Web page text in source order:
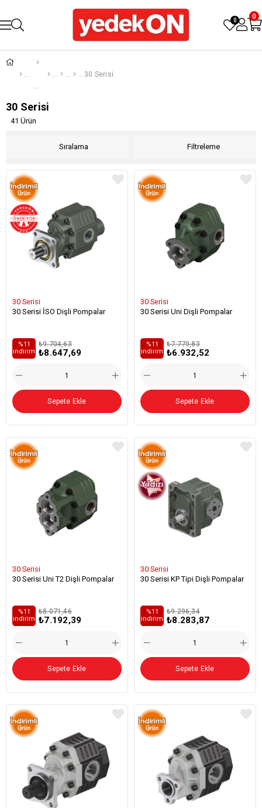
0 0
30 Serisi
30 Serisi
Filtreleme
Sıralama
41 Ürün
30 Serisi
30 Serisi İSO Dişli Pompalar
₺8.647,69
₺9.704,63
%11
i̇ndirim
Sepete Ekle
30 Serisi
30 Serisi Uni Dişli Pompalar
₺6.932,52
₺7.779,83
%11
i̇ndirim
Sepete Ekle
30 Serisi
30 Serisi Uni T2 Dişli Pompalar
₺7.192,39
₺8.071,46
%11
i̇ndirim
Sepete Ekle
30 Serisi
30 Serisi KP Tipi Dişli Pompalar
₺8.283,87
₺9.296,34
%11
i̇ndirim
Sepete Ekle